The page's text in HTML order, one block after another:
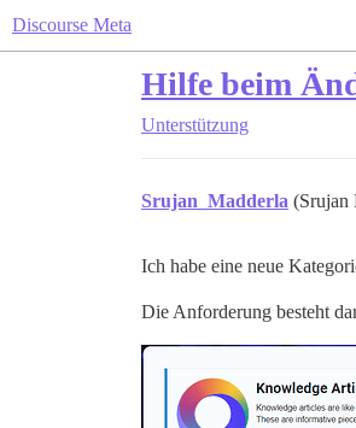
Discourse Meta
Hilfe beim
Unterstützung
Srujan_Madderla (Srujan
Ich habe eine neue
Die Anforderung besteht